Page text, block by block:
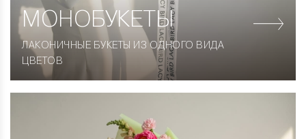
МОНОБУКЕТЫ
ЛАКОНИЧНЫЕ БУКЕТЫ ИЗ ОДНОГО ВИДА
ЦВЕТОВ